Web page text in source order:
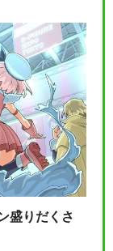
きゅあ！
プリキュア♪
盛りだくさ